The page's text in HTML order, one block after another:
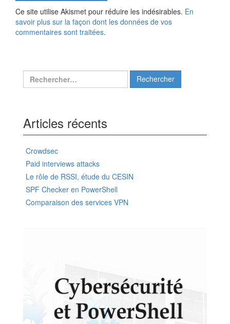
Ce site utilise Akismet pour réduire les indésirables. En
savoir plus sur la façon dont les données de vos
commentaires sont traitées.
Rechercher :
Articles récents
Crowdsec
Paid interviews attacks
Le rôle de RSSI, étude du CESIN
SPF Checker en PowerShell
Comparaison des services VPN